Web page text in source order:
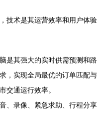
技术是其运营效率和用户体验
是其强大的实时供需预测和路
，实现全局最优的订单匹配与
交通运行效率。
、录像、紧急求助、行程分享